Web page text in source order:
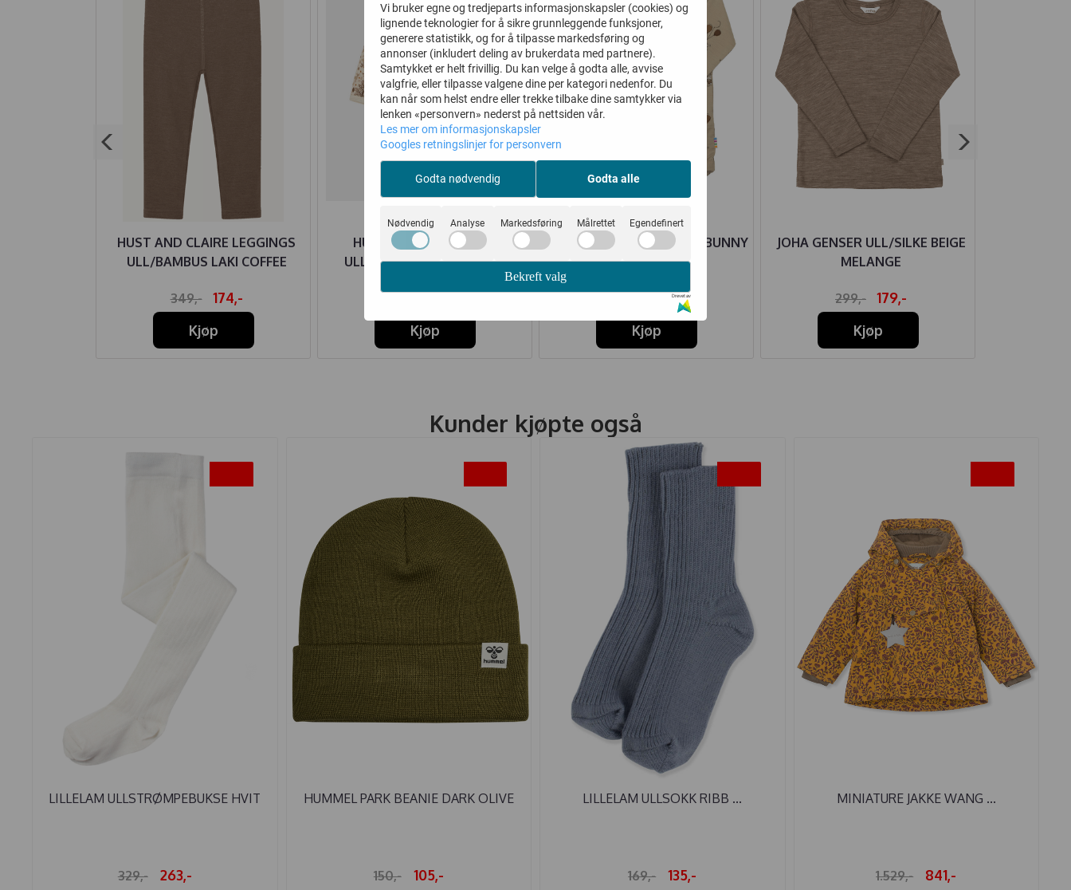
HUST AND CLAIRE LEGGINGS
ULL/BAMBUS LAKI COFFEE
349,-
174,-
Kjøp
HUST AND CLAIRE BODY
ULL/BAMBUS BALOO SKOG
349,-
174,-
Kjøp
JOHA BODY ULL BALLON BUNNY
299,-
179,-
Kjøp
JOHA GENSER ULL/SILKE BEIGE
MELANGE
299,-
179,-
Kjøp
Kunder kjøpte også
LILLELAM ULLSTRØMPEBUKSE HVIT
329,- 263,-
HUMMEL PARK BEANIE DARK OLIVE
150,- 105,-
LILLELAM ULLSOKK RIBB ...
169,- 135,-
MINIATURE JAKKE WANG ...
1.529,- 841,-
Vi bruker egne og tredjeparts informasjonskapsler (cookies) og
lignende teknologier for å sikre grunnleggende funksjoner,
generere statistikk, og for å tilpasse markedsføring og
annonser (inkludert deling av brukerdata med partnere).
Samtykket er helt frivillig. Du kan velge å godta alle, avvise
valgfrie, eller tilpasse valgene dine per kategori nedenfor. Du
kan når som helst endre eller trekke tilbake dine samtykker via
lenken «personvern» nederst på nettsiden vår.
Les mer om informasjonskapsler
Googles retningslinjer for personvern
Godta nødvendig Godta alle
Nødvendig Analyse Markedsføring Målrettet Egendefinert
Bekreft valg
Drevet av